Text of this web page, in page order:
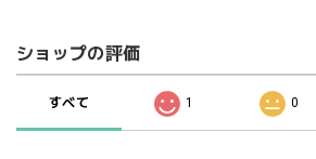
ショップの評価
すべて 1 0